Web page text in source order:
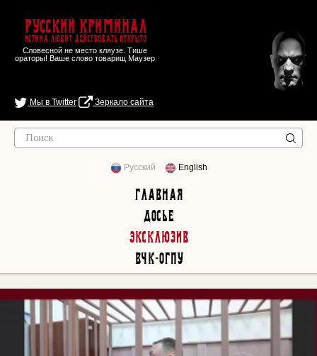
Русский Криминал
Истина любит действовать открыто
Словесной не место кляузе. Тише
ораторы! Ваше слово товарищ Маузер
Мы в Twitter Зеркало сайта
Русский English
Главная
Досье
Эксклюзив
ВЧК-ОГПУ